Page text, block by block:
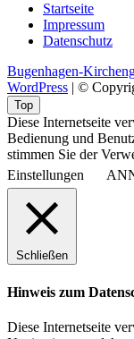
Startseite
Impressum
Datenschutz
Bugenhagen-
WordPress | ©
Top
Diese Internetseite
Bedienung und
stimmen Sie der
Einstellungen
Schließen
Hinweis zum
Diese Internetseite